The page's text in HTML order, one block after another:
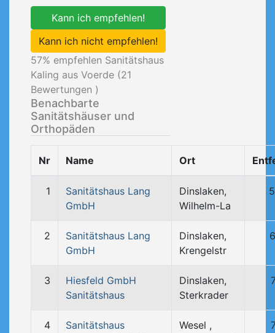
Kann ich empfehlen!
Kann ich nicht empfehlen!
57% empfehlen Sanitätshaus
Kaling aus Voerde (21
Bewertungen )
Benachbarte
Sanitätshäuser und
Orthopäden
Nr Name Ort
1
Sanitätshaus Lang
GmbH
Dinslaken,
Wilhelm-La
2
Sanitätshaus Lang
GmbH
Dinslaken,
Krengelstr
3
Hiesfeld GmbH
Sanitätshaus
Dinslaken,
Sterkrader
4
Sanitätshaus
Wesel ,